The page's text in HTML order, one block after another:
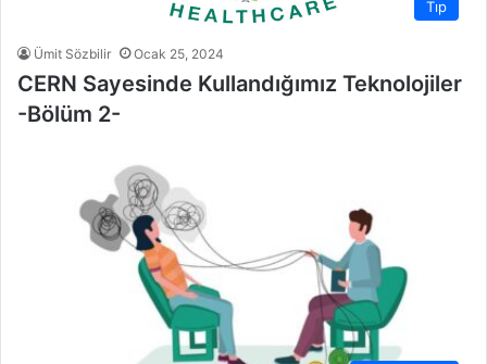
Tıp
Ümit Sözbilir Ocak 25, 2024
CERN Sayesinde Kullandığımız Teknolojiler
-Bölüm 2-